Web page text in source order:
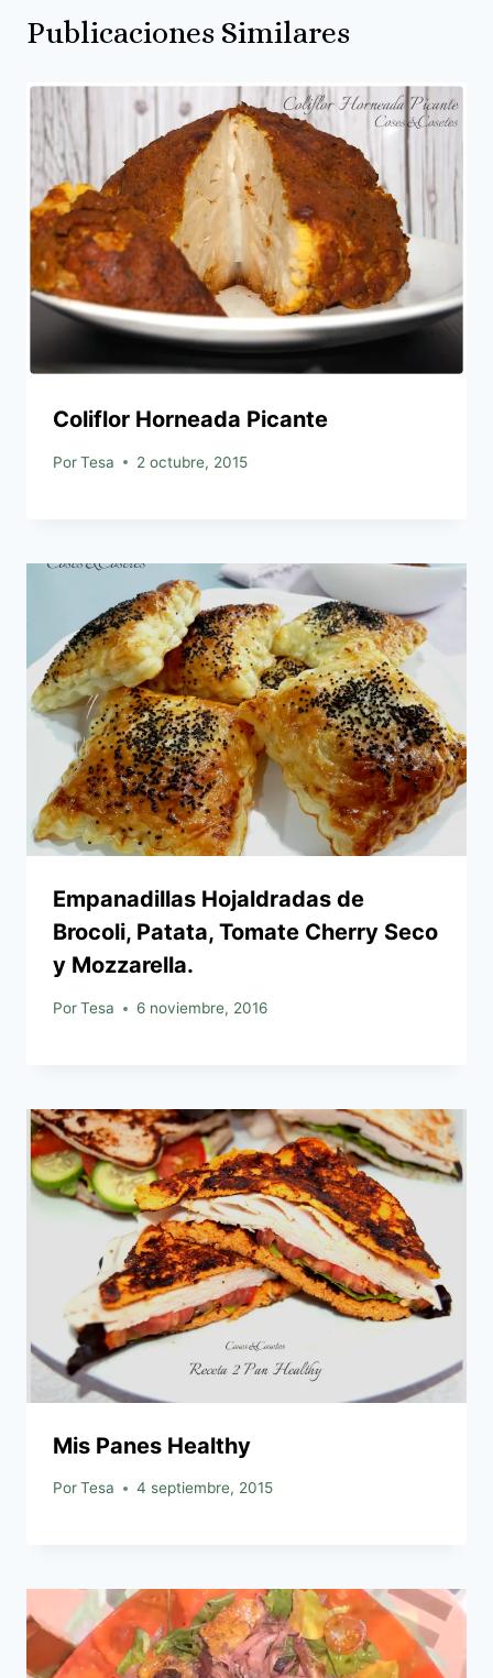
Publicaciones Similares
Coliflor Horneada Picante
PorTesa 2 octubre, 2015
Empanadillas Hojaldradas de
Brocoli, Patata, Tomate Cherry Seco
y Mozzarella.
PorTesa 6 noviembre, 2016
Mis Panes Healthy
PorTesa 4 septiembre, 2015